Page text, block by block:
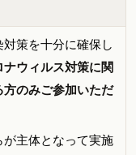
策を十分に確保し
ナウィルス対策に関
のみご参加いただ
主体となって実施